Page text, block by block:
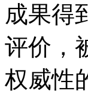
成果得
评价，
权威性